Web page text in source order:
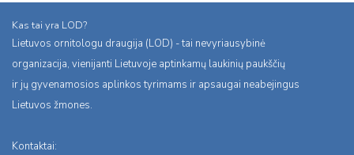
Kas tai yra LOD?
Lietuvos ornitologu draugija (LOD) - tai nevyriausybinė
organizacija, vienijanti Lietuvoje aptinkamų laukinių paukščių
ir jų gyvenamosios aplinkos tyrimams ir apsaugai neabejingus
Lietuvos žmones.
Kontaktai: